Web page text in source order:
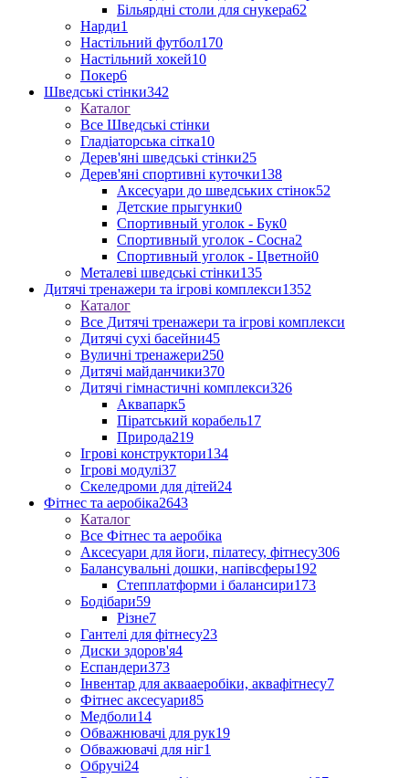
Більярдні столи для снукера62
Нарди1
Настільний футбол170
Настільний хокей10
Покер6
Шведські стінки342
Каталог
Все Шведські стінки
Гладіаторська сітка10
Дерев'яні шведські стінки25
Дерев'яні спортивні куточки138
Аксесуари до шведських стінок52
Детские прыгунки0
Спортивный уголок - Бук0
Спортивный уголок - Сосна2
Спортивный уголок - Цветной0
Металеві шведські стінки135
Дитячі тренажери та ігрові комплекси1352
Каталог
Все Дитячі тренажери та ігрові комплекси
Дитячі сухі басейни45
Вуличні тренажери250
Дитячі майданчики370
Дитячі гімнастичні комплекси326
Аквапарк5
Піратський корабель17
Природа219
Ігрові конструктори134
Ігрові модулі37
Скеледроми для дітей24
Фітнес та аеробіка2643
Каталог
Все Фітнес та аеробіка
Аксесуари для йоги, пілатесу, фітнесу306
Балансувальні дошки, напівсферы192
Степплатформи і балансири173
Бодібари59
Різне7
Гантелі для фітнесу23
Диски здоров'я4
Еспандери373
Інвентар для аквааеробіки, аквафітнесу7
Фітнес аксесуари85
Медболи14
Обважнювачі для рук19
Обважювачі для ніг1
Обручі24